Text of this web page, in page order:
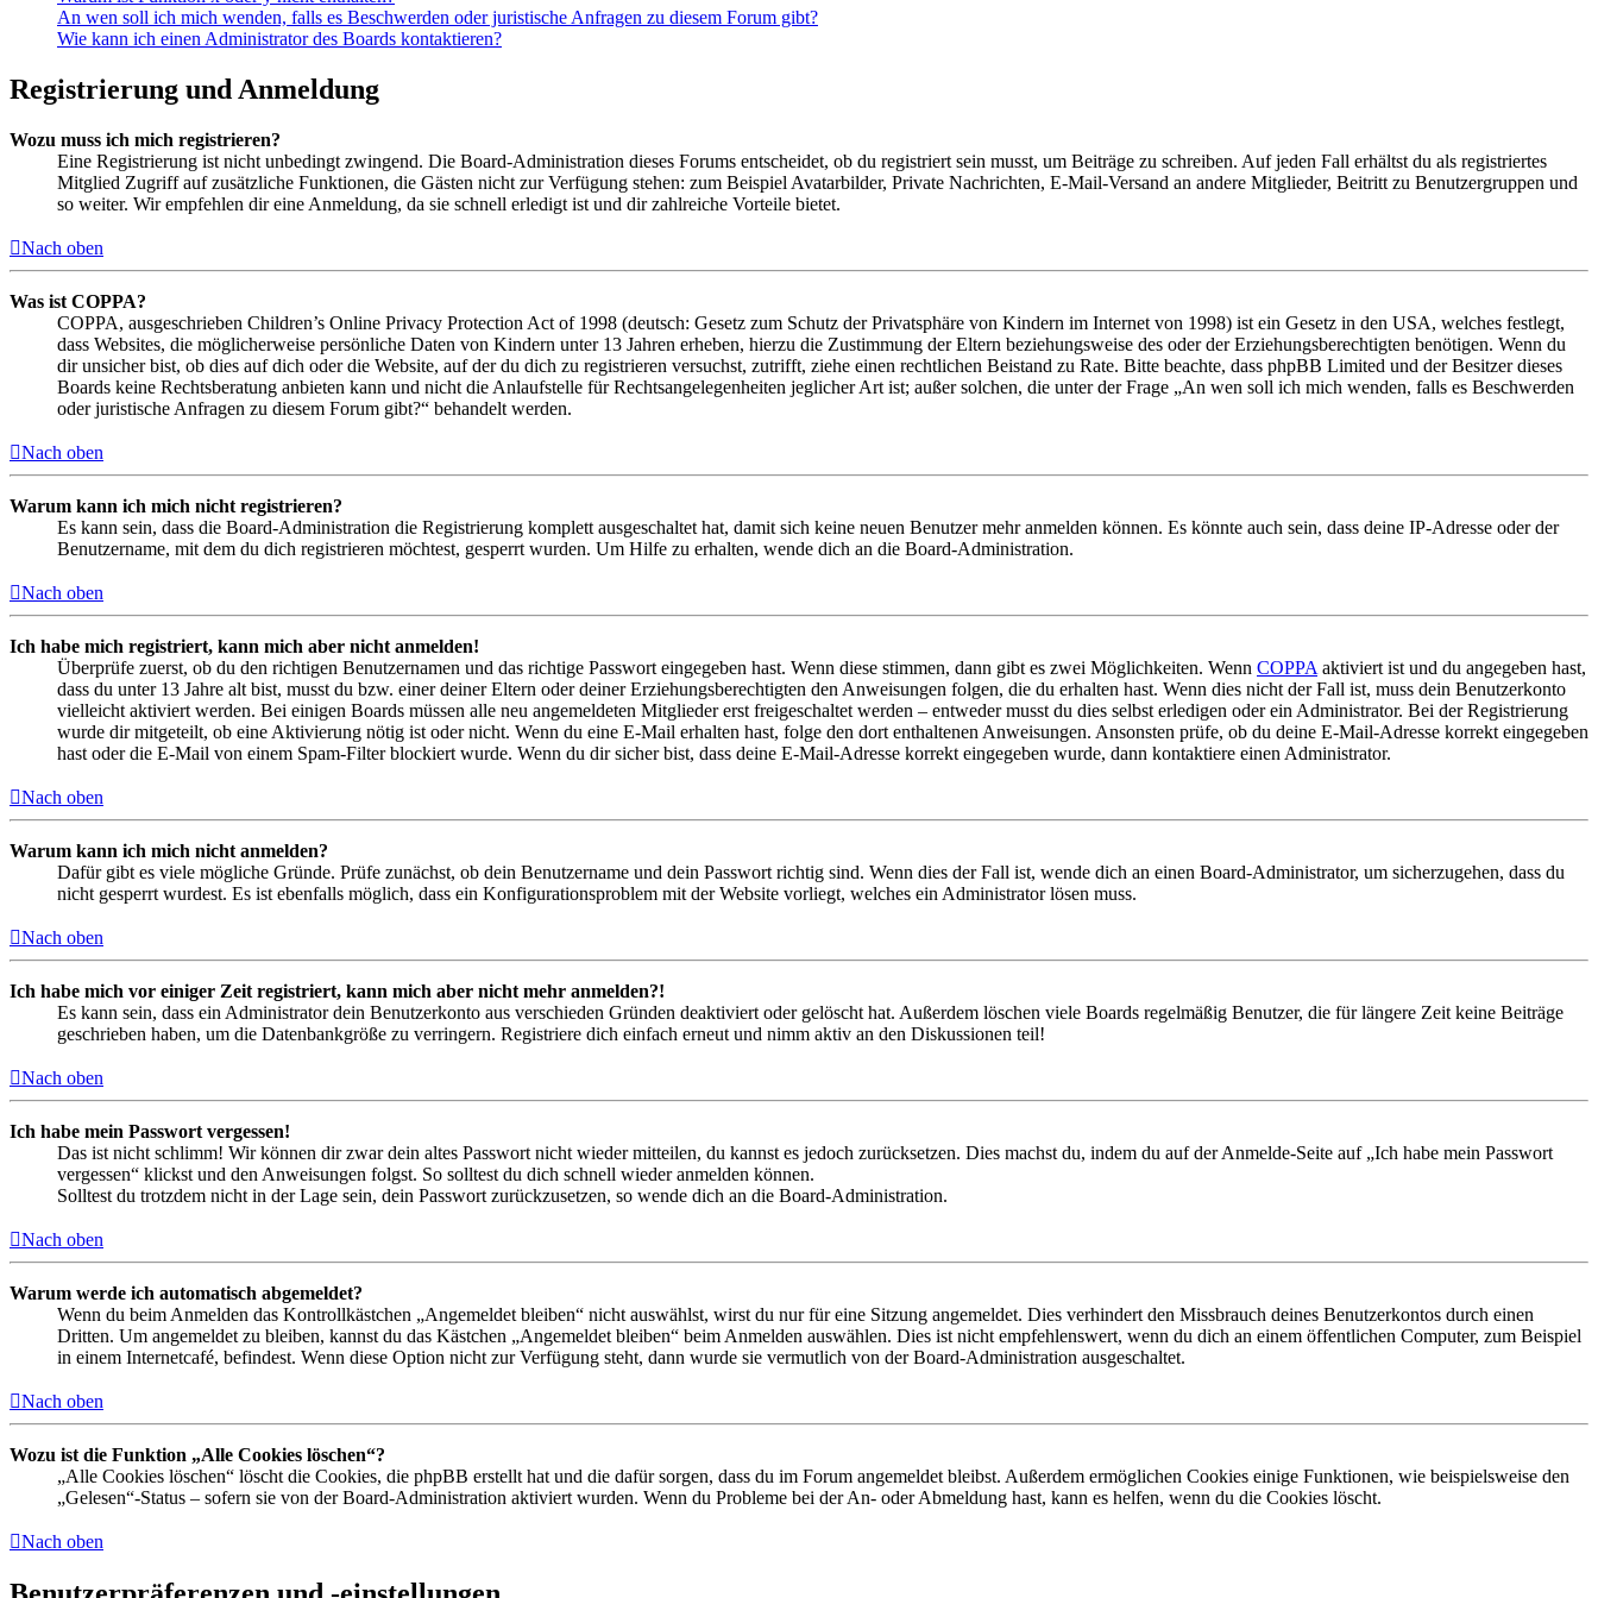
An wen soll ich mich wenden, falls es Beschwerden oder juristische Anfragen zu diesem Forum gibt?
Wie kann ich einen Administrator des Boards kontaktieren?
Registrierung und Anmeldung
Wozu muss ich mich registrieren?
Eine Registrierung ist nicht unbedingt zwingend. Die Board-Administration dieses Forums entscheidet, ob du registriert sein musst, um Beiträge zu schreiben. Auf jeden Fall erhältst du als registriertes
Mitglied Zugriff auf zusätzliche Funktionen, die Gästen nicht zur Verfügung stehen: zum Beispiel Avatarbilder, Private Nachrichten, E-Mail-Versand an andere Mitglieder, Beitritt zu Benutzergruppen und
so weiter. Wir empfehlen dir eine Anmeldung, da sie schnell erledigt ist und dir zahlreiche Vorteile bietet.
Nach oben
Was ist COPPA?
COPPA, ausgeschrieben Children’s Online Privacy Protection Act of 1998 (deutsch: Gesetz zum Schutz der Privatsphäre von Kindern im Internet von 1998) ist ein Gesetz in den USA, welches festlegt,
dass Websites, die möglicherweise persönliche Daten von Kindern unter 13 Jahren erheben, hierzu die Zustimmung der Eltern beziehungsweise des oder der Erziehungsberechtigten benötigen. Wenn du
dir unsicher bist, ob dies auf dich oder die Website, auf der du dich zu registrieren versuchst, zutrifft, ziehe einen rechtlichen Beistand zu Rate. Bitte beachte, dass phpBB Limited und der Besitzer dieses
Boards keine Rechtsberatung anbieten kann und nicht die Anlaufstelle für Rechtsangelegenheiten jeglicher Art ist; außer solchen, die unter der Frage „An wen soll ich mich wenden, falls es Beschwerden
oder juristische Anfragen zu diesem Forum gibt?“ behandelt werden.
Nach oben
Warum kann ich mich nicht registrieren?
Es kann sein, dass die Board-Administration die Registrierung komplett ausgeschaltet hat, damit sich keine neuen Benutzer mehr anmelden können. Es könnte auch sein, dass deine IP-Adresse oder der
Benutzername, mit dem du dich registrieren möchtest, gesperrt wurden. Um Hilfe zu erhalten, wende dich an die Board-Administration.
Nach oben
Ich habe mich registriert, kann mich aber nicht anmelden!
Überprüfe zuerst, ob du den richtigen Benutzernamen und das richtige Passwort eingegeben hast. Wenn diese stimmen, dann gibt es zwei Möglichkeiten. Wenn COPPA aktiviert ist und du angegeben hast,
dass du unter 13 Jahre alt bist, musst du bzw. einer deiner Eltern oder deiner Erziehungsberechtigten den Anweisungen folgen, die du erhalten hast. Wenn dies nicht der Fall ist, muss dein Benutzerkonto
vielleicht aktiviert werden. Bei einigen Boards müssen alle neu angemeldeten Mitglieder erst freigeschaltet werden – entweder musst du dies selbst erledigen oder ein Administrator. Bei der Registrierung
wurde dir mitgeteilt, ob eine Aktivierung nötig ist oder nicht. Wenn du eine E-Mail erhalten hast, folge den dort enthaltenen Anweisungen. Ansonsten prüfe, ob du deine E-Mail-Adresse korrekt eingegeben
hast oder die E-Mail von einem Spam-Filter blockiert wurde. Wenn du dir sicher bist, dass deine E-Mail-Adresse korrekt eingegeben wurde, dann kontaktiere einen Administrator.
Nach oben
Warum kann ich mich nicht anmelden?
Dafür gibt es viele mögliche Gründe. Prüfe zunächst, ob dein Benutzername und dein Passwort richtig sind. Wenn dies der Fall ist, wende dich an einen Board-Administrator, um sicherzugehen, dass du
nicht gesperrt wurdest. Es ist ebenfalls möglich, dass ein Konfigurationsproblem mit der Website vorliegt, welches ein Administrator lösen muss.
Nach oben
Ich habe mich vor einiger Zeit registriert, kann mich aber nicht mehr anmelden?!
Es kann sein, dass ein Administrator dein Benutzerkonto aus verschieden Gründen deaktiviert oder gelöscht hat. Außerdem löschen viele Boards regelmäßig Benutzer, die für längere Zeit keine Beiträge
geschrieben haben, um die Datenbankgröße zu verringern. Registriere dich einfach erneut und nimm aktiv an den Diskussionen teil!
Nach oben
Ich habe mein Passwort vergessen!
Das ist nicht schlimm! Wir können dir zwar dein altes Passwort nicht wieder mitteilen, du kannst es jedoch zurücksetzen. Dies machst du, indem du auf der Anmelde-Seite auf „Ich habe mein Passwort
vergessen“ klickst und den Anweisungen folgst. So solltest du dich schnell wieder anmelden können.
Solltest du trotzdem nicht in der Lage sein, dein Passwort zurückzusetzen, so wende dich an die Board-Administration.
Nach oben
Warum werde ich automatisch abgemeldet?
Wenn du beim Anmelden das Kontrollkästchen „Angemeldet bleiben“ nicht auswählst, wirst du nur für eine Sitzung angemeldet. Dies verhindert den Missbrauch deines Benutzerkontos durch einen
Dritten. Um angemeldet zu bleiben, kannst du das Kästchen „Angemeldet bleiben“ beim Anmelden auswählen. Dies ist nicht empfehlenswert, wenn du dich an einem öffentlichen Computer, zum Beispiel
in einem Internetcafé, befindest. Wenn diese Option nicht zur Verfügung steht, dann wurde sie vermutlich von der Board-Administration ausgeschaltet.
Nach oben
Wozu ist die Funktion „Alle Cookies löschen“?
„Alle Cookies löschen“ löscht die Cookies, die phpBB erstellt hat und die dafür sorgen, dass du im Forum angemeldet bleibst. Außerdem ermöglichen Cookies einige Funktionen, wie beispielsweise den
„Gelesen“-Status – sofern sie von der Board-Administration aktiviert wurden. Wenn du Probleme bei der An- oder Abmeldung hast, kann es helfen, wenn du die Cookies löscht.
Nach oben